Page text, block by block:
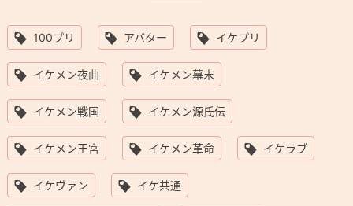
100プリ アバター イケプリ
イケメン夜曲 イケメン幕末
イケメン戦国 イケメン源氏伝
イケメン王宮 イケメン革命 イケラブ
イケヴァン イケ共通